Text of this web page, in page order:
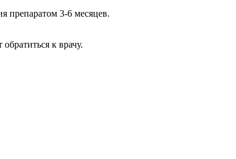
препаратом 3-6 месяцев.
к врачу.